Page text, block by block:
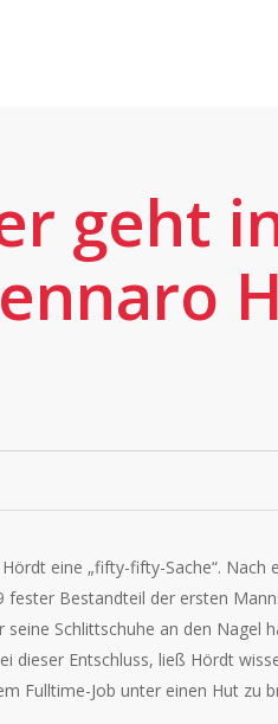
geht
eine „fifty-fifty-Sache“. Nach
Bestandteil der ersten
Schlittschuhe an den Nagel
dieser Entschluss, ließ Hördt
Fulltime-Job unter einen Hut zu